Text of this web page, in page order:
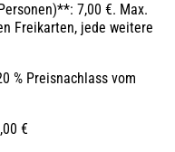
7,00 €. Max.
Freikarten, jede weitere
% Preisnachlass vom
€